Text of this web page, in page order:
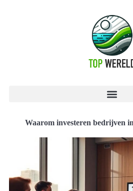
Waarom investeren bedrijven